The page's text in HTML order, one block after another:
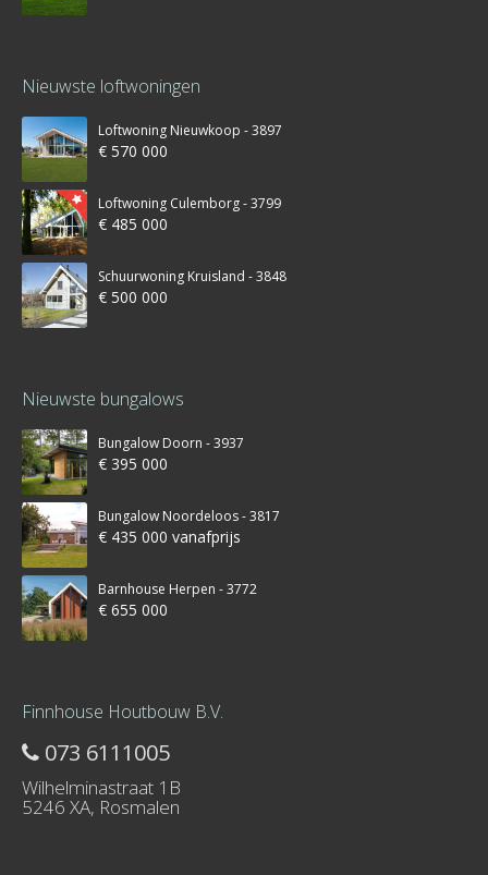
Nieuwste loftwoningen
Loftwoning Nieuwkoop - 3897
€ 570 000
Loftwoning Culemborg - 3799
€ 485 000
Schuurwoning Kruisland - 3848
€ 500 000
Nieuwste bungalows
Bungalow Doorn - 3937
€ 395 000
Bungalow Noordeloos - 3817
€ 435 000 vanafprijs
Barnhouse Herpen - 3772
€ 655 000
Finnhouse Houtbouw B.V.
073 6111005
Wilhelminastraat 1B
5246 XA, Rosmalen